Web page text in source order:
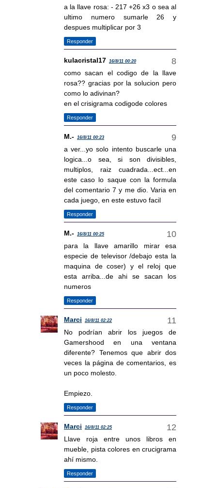
a la llave rosa: - 217 +26 x3 o sea al
ultimo numero sumarle 26 y
despues multiplicar por 3
Responder
kulacristal17 16/8/11 00:20
como sacan el codigo de la llave
rosa?? gracias por la solucion pero
como lo adivinan?
en el crisigrama codigode colores
Responder
M.- 16/8/11 00:23
a ver...yo solo intento buscarle una
logica...o sea, si son divisibles,
multiplos, raiz cuadrada...ect...en
este caso lo saque con la formula
del comentario 7 y me dio. Varia en
cada juego, en este estuvo facil
Responder
M.- 16/8/11 00:25
para la llave amarillo mirar esa
especie de televisor /debajo esta la
maquina de coser) y el reloj que
esta arriba...de ahi se sacan los
numeros
Responder
Marci 16/8/11 02:22
No podrían abrir los juegos de
Gamershood en una ventana
diferente? Tenemos que abrir dos
veces la página de comentarios, es
un poco molesto.
Empiezo.
Responder
Marci 16/8/11 02:25
Llave roja entre unos libros en
mueble, pista colores en crucigrama
ahí mismo.
Responder